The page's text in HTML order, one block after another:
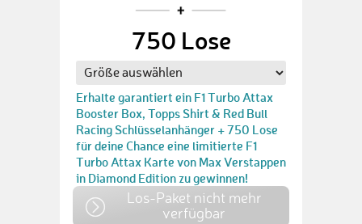
750 Lose
Erhalte garantiert ein F1 Turbo Attax
Booster Box, Topps Shirt & Red Bull
Racing Schlüsselanhänger + 750 Lose
für deine Chance eine limitierte F1
Turbo Attax Karte von Max Verstappen
in Diamond Edition zu gewinnen!
Los-Paket nicht mehr
verfügbar